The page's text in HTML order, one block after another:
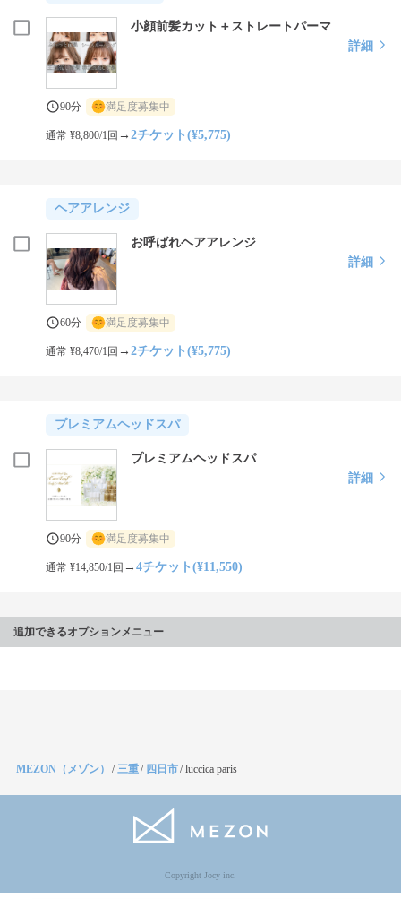
小顔前髪カット＋ストレートパーマ
詳細
90分 満足度募集中
通常 ¥8,800/1回 →2チケット(¥5,775)
ヘアアレンジ
お呼ばれヘアアレンジ
詳細
60分 満足度募集中
通常 ¥8,470/1回 →2チケット(¥5,775)
プレミアムヘッドスパ
プレミアムヘッドスパ
詳細
90分 満足度募集中
通常 ¥14,850/1回 →4チケット(¥11,550)
追加できるオプションメニュー
MEZON（メゾン） /三重/ 四日市/luccica paris
Copyright Jocy inc.